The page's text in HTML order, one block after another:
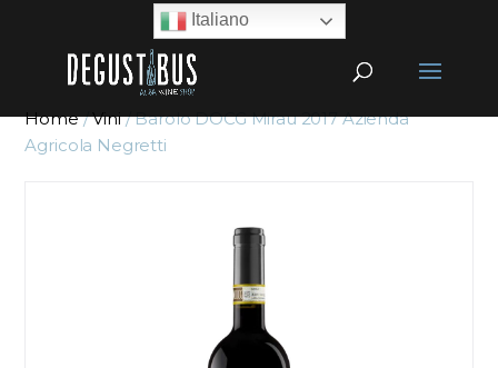
Home/Vini/ Barolo DOCG Mirau 2017 Azienda
Agricola Negretti
Italiano